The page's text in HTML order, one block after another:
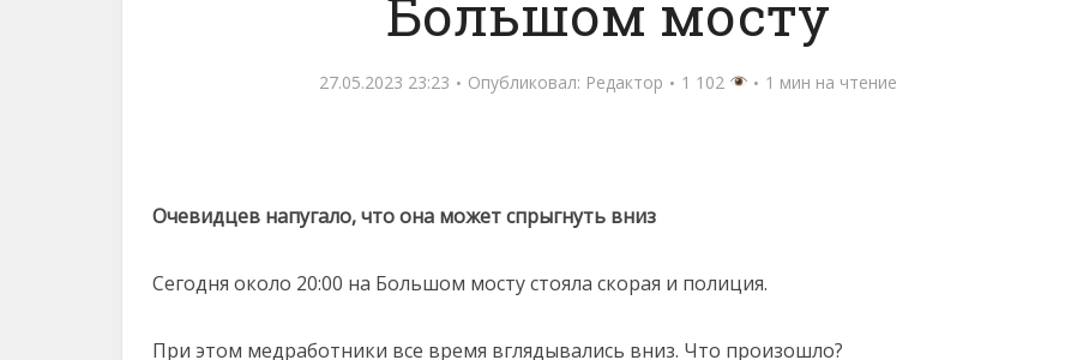
Большом мосту
27.05.2023 23:23 Опубликовал: Редактор 1 102 1 мин на чтение
Очевидцев напугало, что она может спрыгнуть вниз
Сегодня около 20:00 на Большом мосту стояла скорая и полиция.
При этом медработники все время вглядывались вниз. Что произошло?